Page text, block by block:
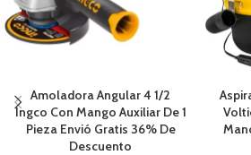
Amoladora Angular 4 1/2
Ingco Con Mango Auxiliar De 1
Pieza Envió Gratis 36% De
Descuento